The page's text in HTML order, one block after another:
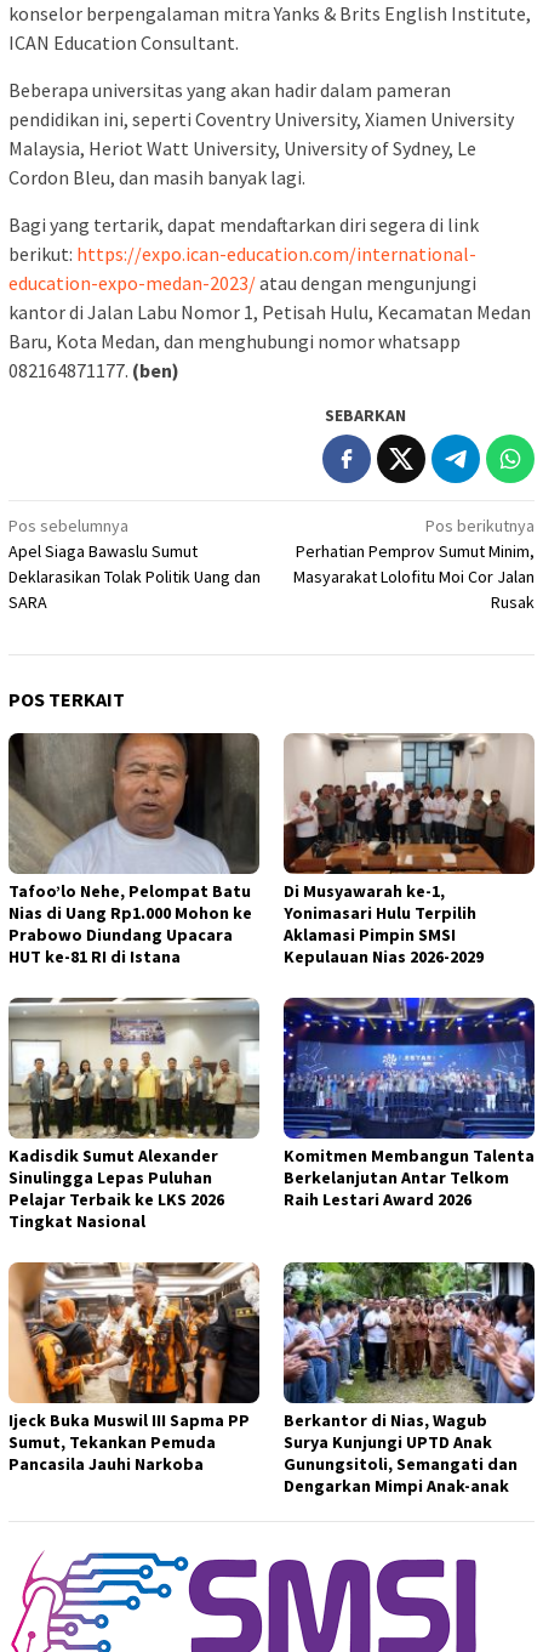
konselor berpengalaman mitra Yanks & Brits English Institute,
ICAN Education Consultant.
Beberapa universitas yang akan hadir dalam pameran
pendidikan ini, seperti Coventry University, Xiamen University
Malaysia, Heriot Watt University, University of Sydney, Le
Cordon Bleu, dan masih banyak lagi.
Bagi yang tertarik, dapat mendaftarkan diri segera di link
berikut: https://expo.ican-education.com/international-
education-expo-medan-2023/atau dengan mengunjungi
kantor di Jalan Labu Nomor 1, Petisah Hulu, Kecamatan Medan
Baru, Kota Medan, dan menghubungi nomor whatsapp
082164871177. (ben)
SEBARKAN
Navigasi
pos
Pos sebelumnya
Apel Siaga Bawaslu Sumut
Deklarasikan Tolak Politik Uang dan
SARA
Pos berikutnya
Perhatian Pemprov Sumut Minim,
Masyarakat Lolofitu Moi Cor Jalan
Rusak
POS TERKAIT
Tafoo’lo Nehe, Pelompat Batu
Nias di Uang Rp1.000 Mohon ke
Prabowo Diundang Upacara
HUT ke-81 RI di Istana
Di Musyawarah ke-1,
Yonimasari Hulu Terpilih
Aklamasi Pimpin SMSI
Kepulauan Nias 2026-2029
Kadisdik Sumut Alexander
Sinulingga Lepas Puluhan
Pelajar Terbaik ke LKS 2026
Tingkat Nasional
Komitmen Membangun Talenta
Berkelanjutan Antar Telkom
Raih Lestari Award 2026
Ijeck Buka Muswil III Sapma PP
Sumut, Tekankan Pemuda
Pancasila Jauhi Narkoba
Berkantor di Nias, Wagub
Surya Kunjungi UPTD Anak
Gunungsitoli, Semangati dan
Dengarkan Mimpi Anak-anak